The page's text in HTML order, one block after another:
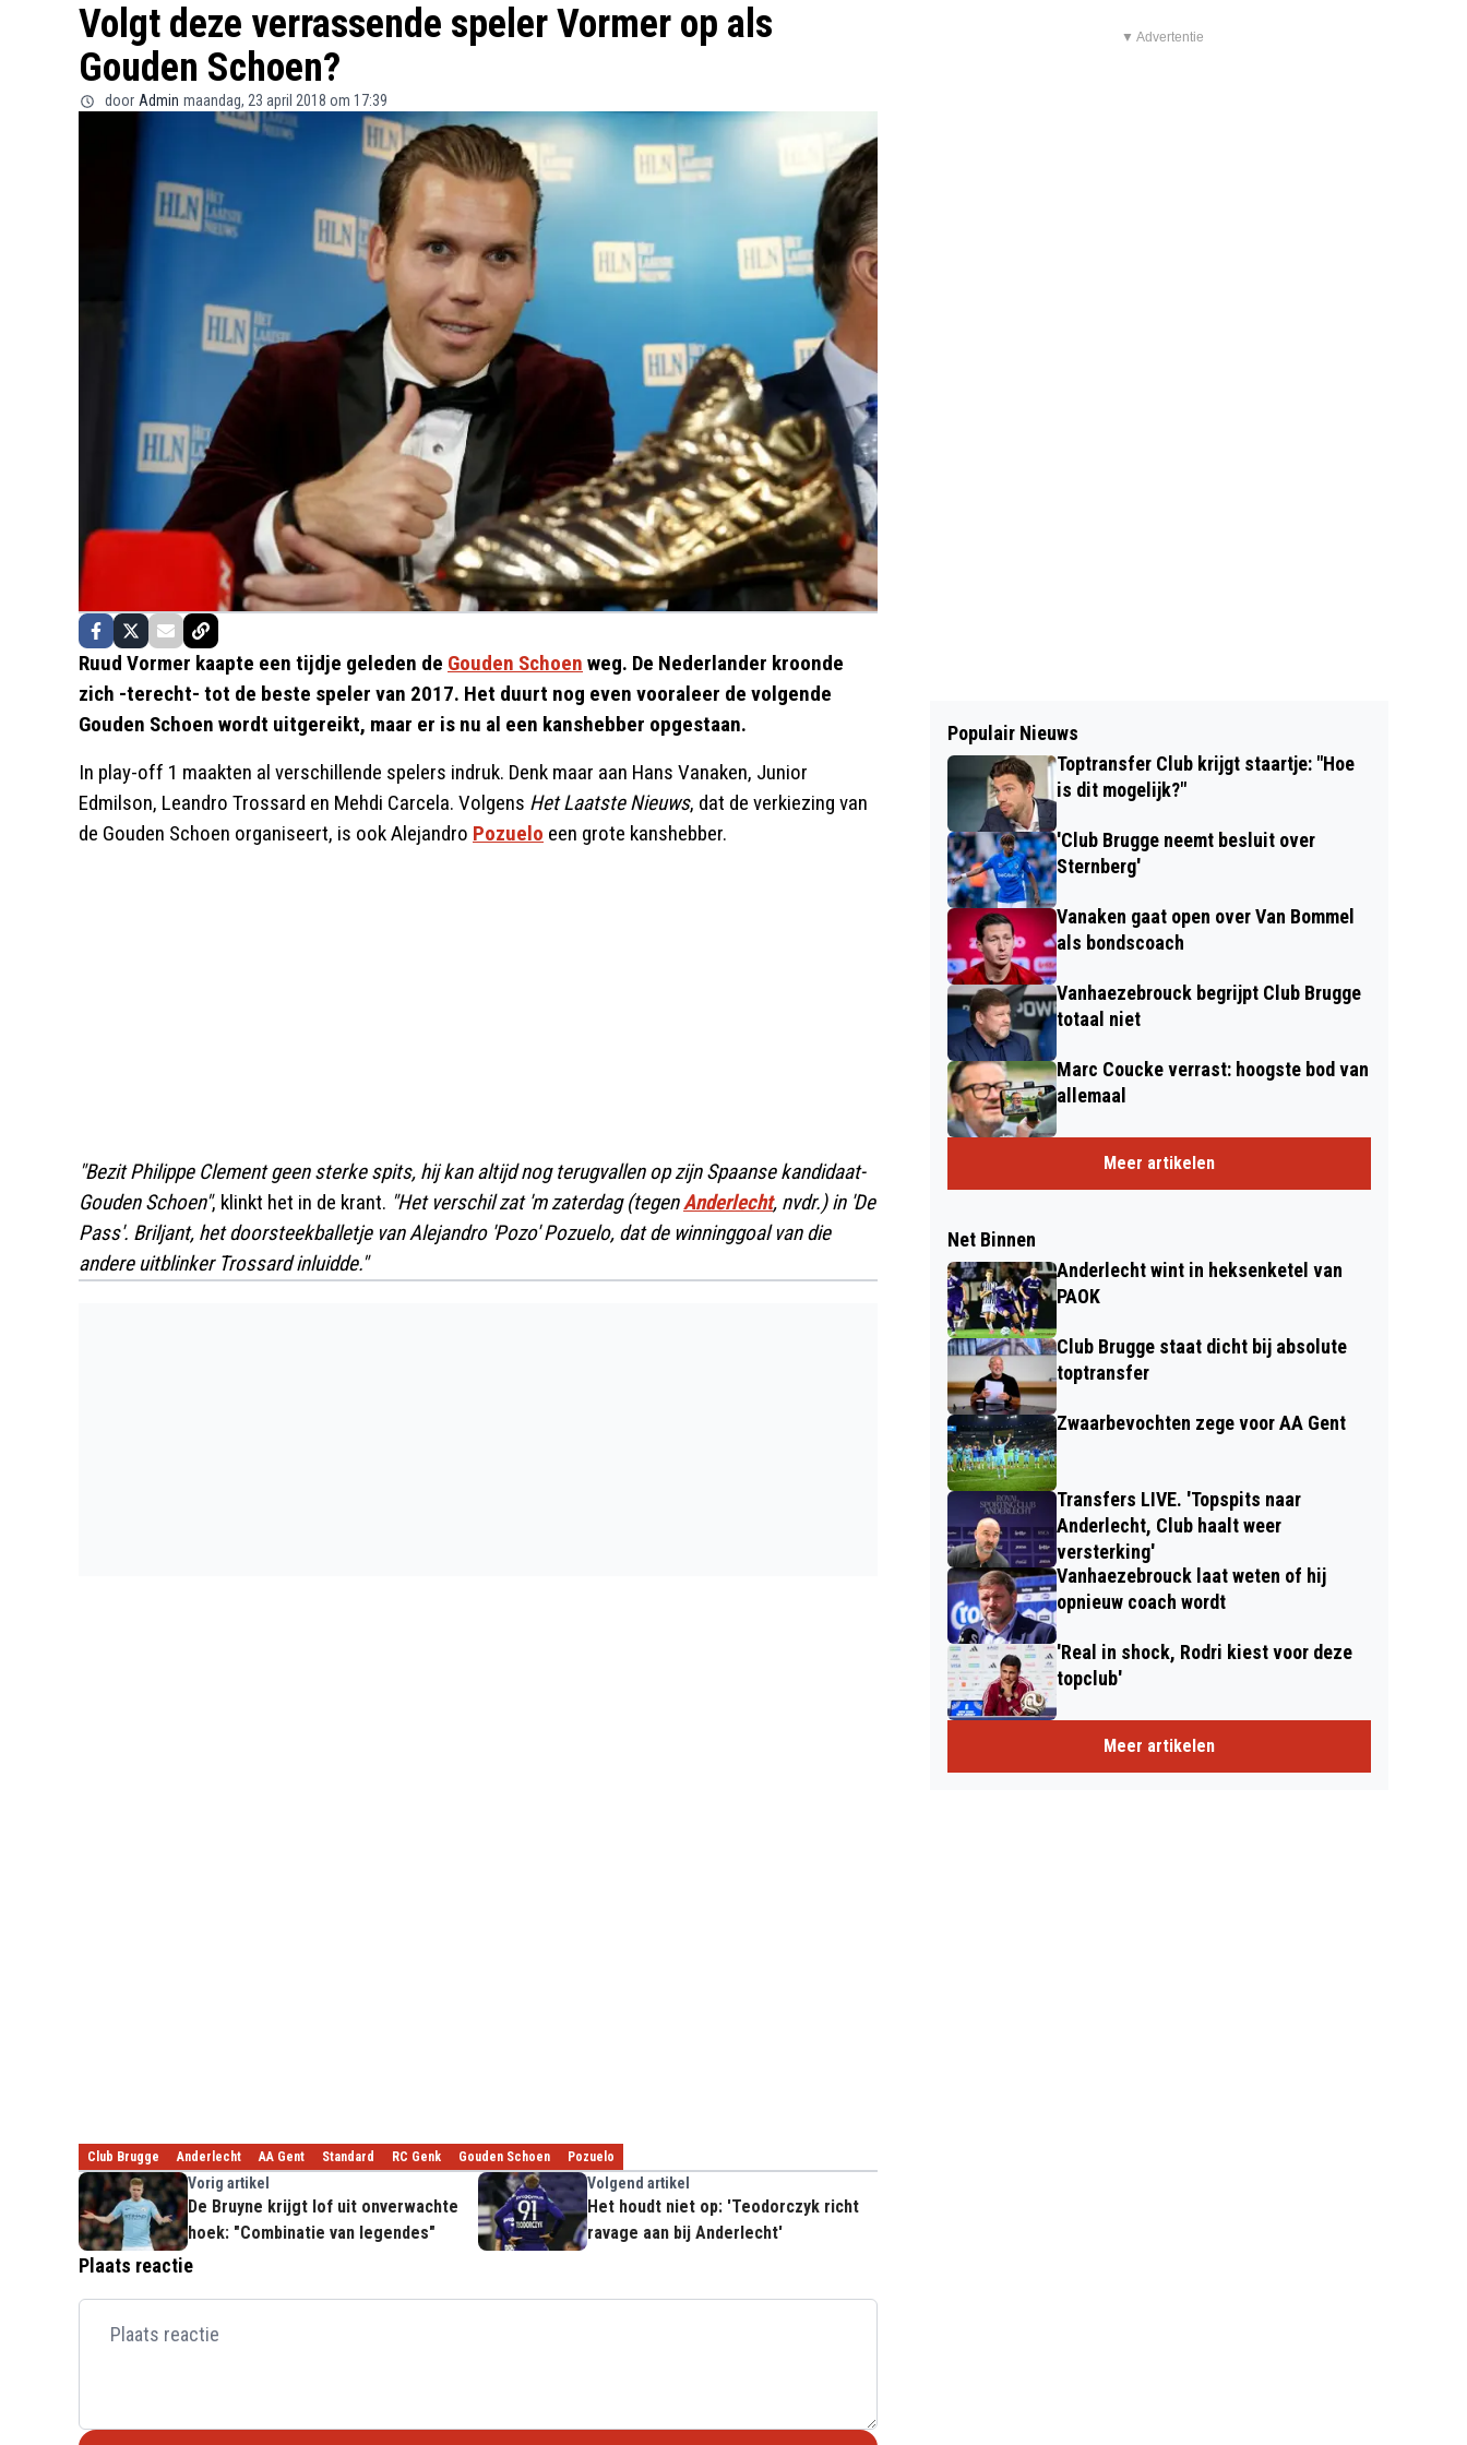
Volgt deze verrassende speler Vormer op als
Gouden Schoen?
door Admin maandag, 23 april 2018 om 17:39
Ruud Vormer kaapte een tijdje geleden de Gouden Schoen weg. De Nederlander kroonde
zich -terecht- tot de beste speler van 2017. Het duurt nog even vooraleer de volgende
Gouden Schoen wordt uitgereikt, maar er is nu al een kanshebber opgestaan.
In play-off 1 maakten al verschillende spelers indruk. Denk maar aan Hans Vanaken, Junior
Edmilson, Leandro Trossard en Mehdi Carcela. Volgens Het Laatste Nieuws, dat de verkiezing van
de Gouden Schoen organiseert, is ook Alejandro Pozuelo een grote kanshebber.
"Bezit Philippe Clement geen sterke spits, hij kan altijd nog terugvallen op zijn Spaanse kandidaat-
Gouden Schoen", klinkt het in de krant. "Het verschil zat 'm zaterdag (tegenAnderlecht, nvdr.) in 'De
Pass'. Briljant, het doorsteekballetje van Alejandro 'Pozo' Pozuelo, dat de winninggoal van die
andere uitblinker Trossard inluidde."
Club Brugge Anderlecht AA Gent Standard RC Genk Gouden Schoen Pozuelo
Vorig artikel
De Bruyne krijgt lof uit onverwachte
hoek: "Combinatie van legendes"
Volgend artikel
Het houdt niet op: 'Teodorczyk richt
ravage aan bij Anderlecht'
Plaats reactie
▼ Advertentie
Populair Nieuws
Toptransfer Club krijgt staartje: "Hoe
is dit mogelijk?"
'Club Brugge neemt besluit over
Sternberg'
Vanaken gaat open over Van Bommel
als bondscoach
Vanhaezebrouck begrijpt Club Brugge
totaal niet
Marc Coucke verrast: hoogste bod van
allemaal
Meer artikelen
Net Binnen
Anderlecht wint in heksenketel van
PAOK
Club Brugge staat dicht bij absolute
toptransfer
Zwaarbevochten zege voor AA Gent
Transfers LIVE. 'Topspits naar
Anderlecht, Club haalt weer
versterking'
Vanhaezebrouck laat weten of hij
opnieuw coach wordt
'Real in shock, Rodri kiest voor deze
topclub'
Meer artikelen